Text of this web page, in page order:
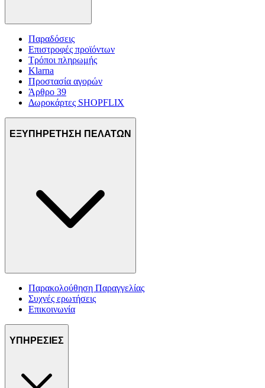
Παραδόσεις
Επιστροφές προϊόντων
Τρόποι πληρωμής
Klarna
Προστασία αγορών
Άρθρο 39
Δωροκάρτες SHOPFLIX
ΕΞΥΠΗΡΕΤΗΣΗ ΠΕΛΑΤΩΝ
Παρακολούθηση Παραγγελίας
Συχνές ερωτήσεις
Επικοινωνία
ΥΠΗΡΕΣΙΕΣ